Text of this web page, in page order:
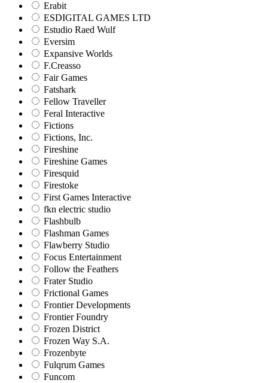
Erabit
ESDIGITAL GAMES LTD
Estudio Raed Wulf
Eversim
Expansive Worlds
F.Creasso
Fair Games
Fatshark
Fellow Traveller
Feral Interactive
Fictions
Fictions, Inc.
Fireshine
Fireshine Games
Firesquid
Firestoke
First Games Interactive
fkn electric studio
Flashbulb
Flashman Games
Flawberry Studio
Focus Entertainment
Follow the Feathers
Frater Studio
Frictional Games
Frontier Developments
Frontier Foundry
Frozen District
Frozen Way S.A.
Frozenbyte
Fulqrum Games
Funcom